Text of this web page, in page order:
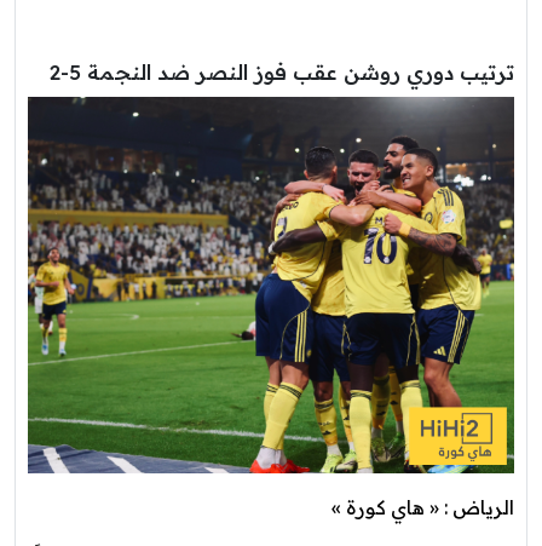
ترتيب دوري روشن عقب فوز النصر ضد النجمة 5-2
الرياض : « هاي كورة »